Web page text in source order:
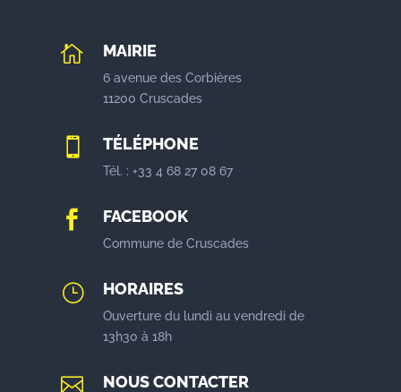
 MAIRIE
6 avenue des Corbières
11200 Cruscades
 TÉLÉPHONE
Tél. : +33 4 68 27 08 67
 FACEBOOK
Commune de Cruscades
} HORAIRES
Ouverture du lundi au vendredi de
13h30 à 18h
 NOUS CONTACTER